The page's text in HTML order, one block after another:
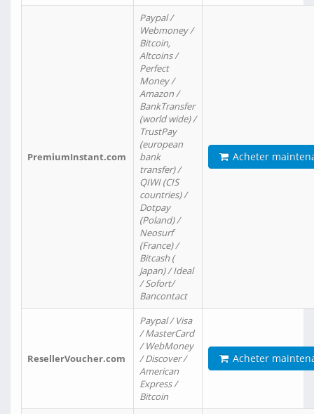
PremiumInstant.com
Paypal /
Webmoney /
Bitcoin,
Altcoins /
Perfect
Money /
Amazon /
BankTransfer
(world wide) /
TrustPay
(european
bank
transfer) /
QIWI (CIS
countries) /
Dotpay
(Poland) /
Neosurf
(France) /
Bitcash (
Japan) / Ideal
/ Sofort/
Bancontact
Acheter
ResellerVoucher.com
Paypal / Visa
/ MasterCard
/ WebMoney
/ Discover /
American
Express /
Bitcoin
Acheter